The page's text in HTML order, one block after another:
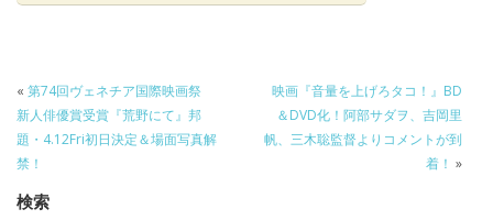
« 第74回ヴェネチア国際映画祭
新人俳優賞受賞『荒野にて』邦
題・4.12Fri初日決定＆場面写真解
禁！
映画『音量を上げろタコ！』BD
＆DVD化！阿部サダヲ、吉岡里
帆、三木聡監督よりコメントが到
着！ »
検索